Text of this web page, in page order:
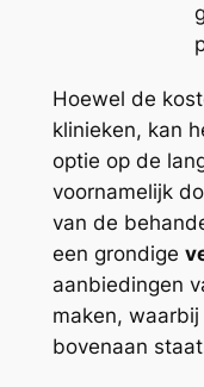
Hoewel de
klinieken, kan
optie op de
voornamelijk
van de
een grondige
aanbiedingen
maken,
bovenaan